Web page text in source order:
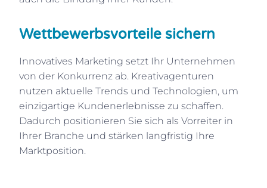
Wettbewerbsvorteile sichern
Innovatives Marketing setzt Ihr Unternehmen
von der Konkurrenz ab. Kreativagenturen
nutzen aktuelle Trends und Technologien, um
einzigartige Kundenerlebnisse zu schaffen.
Dadurch positionieren Sie sich als Vorreiter in
Ihrer Branche und stärken langfristig Ihre
Marktposition.